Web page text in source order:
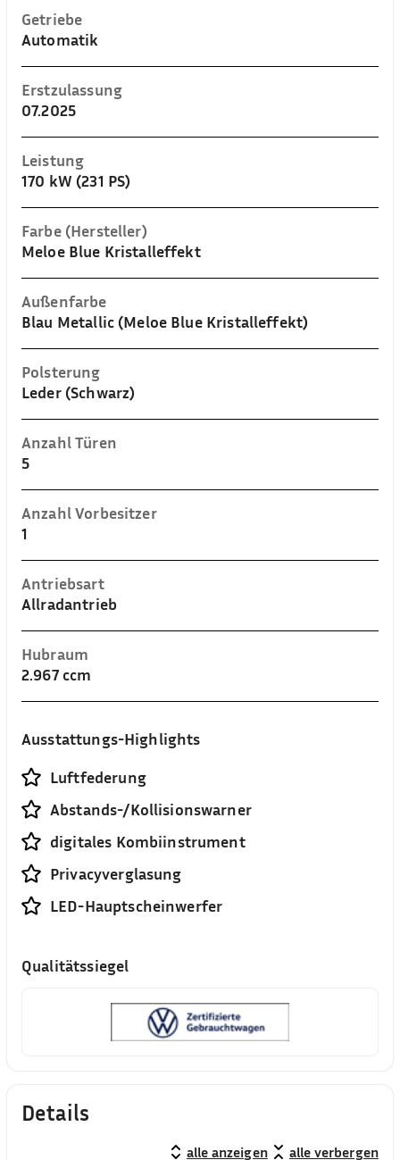
Getriebe
Automatik
Erstzulassung
07.2025
Leistung
170 kW (231 PS)
Farbe (Hersteller)
Meloe Blue Kristalleffekt
Außenfarbe
Blau Metallic (Meloe Blue Kristalleffekt)
Polsterung
Leder (Schwarz)
Anzahl Türen
5
Anzahl Vorbesitzer
1
Antriebsart
Allradantrieb
Hubraum
2.967 ccm
Ausstattungs-Highlights
Luftfederung
Abstands-/Kollisionswarner
digitales Kombiinstrument
Privacyverglasung
LED-Hauptscheinwerfer
Qualitätssiegel
Details
alle anzeigen alle verbergen